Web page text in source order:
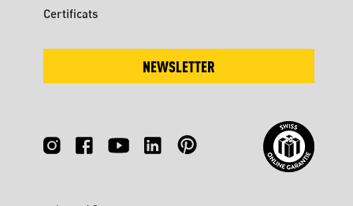
Certificats
NEWSLETTER